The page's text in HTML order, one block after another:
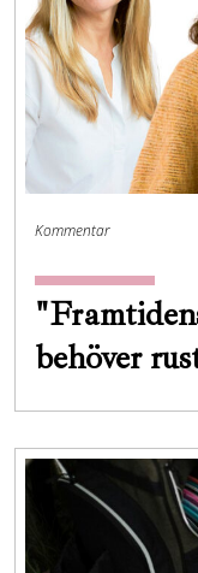
Kommentar
behöver